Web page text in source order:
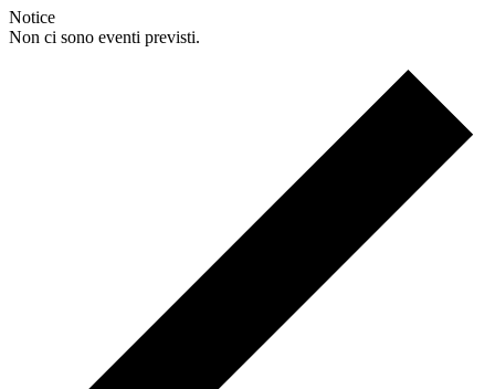
Notice
Non ci sono eventi previsti.